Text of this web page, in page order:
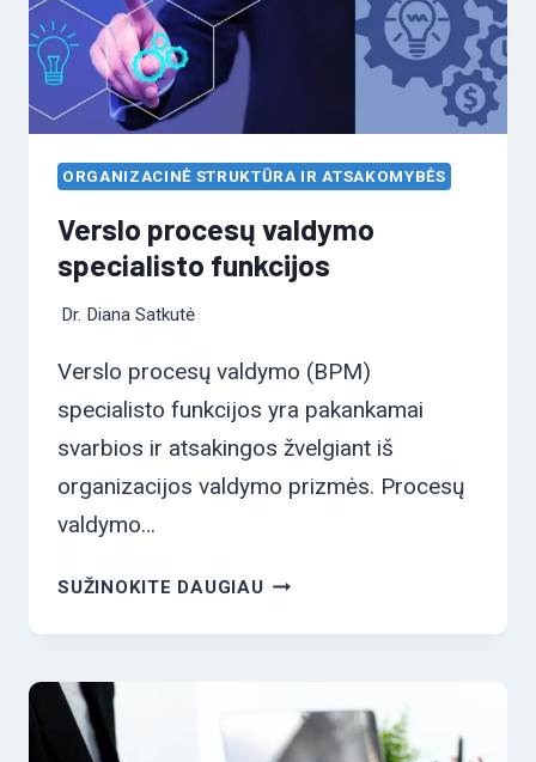
ORGANIZACINĖ STRUKTŪRA IR ATSAKOMYBĖS
Verslo procesų valdymo
specialisto funkcijos
Dr. Diana Satkutė
Verslo procesų valdymo (BPM)
specialisto funkcijos yra pakankamai
svarbios ir atsakingos žvelgiant iš
organizacijos valdymo prizmės. Procesų
valdymo…
SUŽINOKITE DAUGIAUVERSLO
VALDYMO